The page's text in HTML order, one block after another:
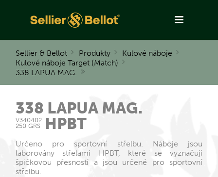
Sellier & Bellot Produkty
Kulové náboje
Kulové náboje Target (Match)
338 LAPUA MAG.
338 LAPUA MAG.
HPBT
V340402
250 GRS
Určeno pro sportovní střelbu. Náboje jsou
laborovány střelami HPBT, které se vyznačují
špičkovou přesností a jsou určené pro sportovní
střelbu.